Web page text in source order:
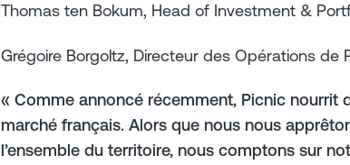
Thomas ten Bokum, Head of Investment &
Grégoire Borgoltz, Directeur des Opérations de
« Comme annoncé récemment, Picnic nourrit
marché français. Alors que nous nous
l’ensemble du territoire, nous comptons sur